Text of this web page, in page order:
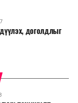
доголдлыг